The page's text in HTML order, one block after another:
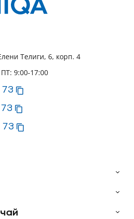
Телиги, 6, корп. 4
9:00-17:00
73
73